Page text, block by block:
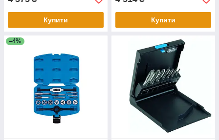
Купити Купити
–4%